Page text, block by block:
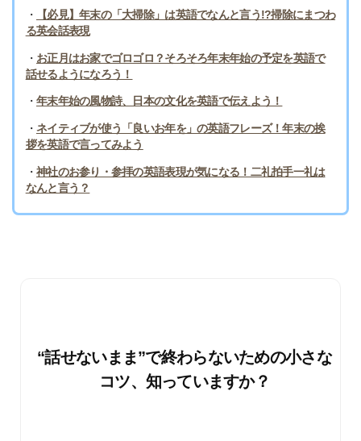
・
【必見】年末の「大掃除」は英語でなんと言う!?掃除にまつわ
る英会話表現
・ お正月はお家でゴロゴロ？そろそろ年末年始の予定を英語で
話せるようになろう！
・ 年末年始の風物詩、日本の文化を英語で伝えよう！
・ ネイティブが使う「良いお年を」の英語フレーズ！年末の挨
拶を英語で言ってみよう
・ 神社のお参り・参拝の英語表現が気になる！二礼拍手一礼は
なんと言う？
“話せないまま”で終わらないための小さな
コツ、知っていますか？